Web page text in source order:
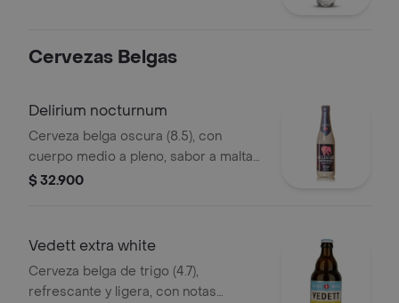
Cervezas Belgas
Delirium nocturnum
Cerveza belga oscura (8.5), con
cuerpo medio a pleno, sabor a malta
tostada, chocolate, frutas secas y un
$ 32.900
Vedett extra white
Cerveza belga de trigo (4.7),
refrescante y ligera, con notas